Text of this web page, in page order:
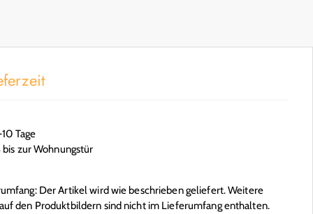
Tage
zur Wohnungstür
Der Artikel wird wie beschrieben geliefert. Weitere
den Produktbildern sind nicht im Lieferumfang enthalten.